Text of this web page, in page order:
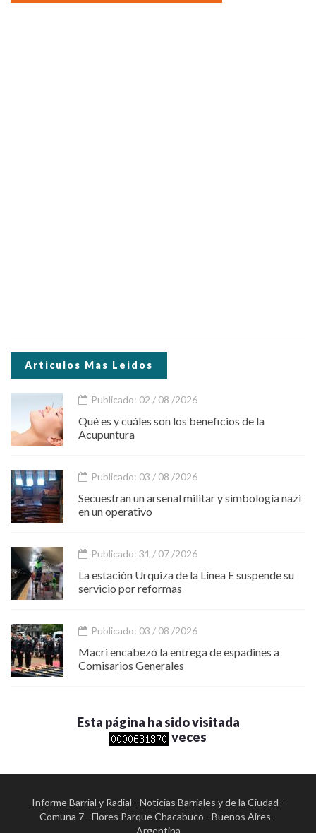
Articulos Mas Leidos
Publicado: 02 / 08 /2026
Qué es y cuáles son los beneficios de la
Acupuntura
Publicado: 03 / 08 /2026
Secuestran un arsenal militar y simbología nazi
en un operativo
Publicado: 31 / 07 /2026
La estación Urquiza de la Línea E suspende su
servicio por reformas
Publicado: 03 / 08 /2026
Macri encabezó la entrega de espadines a
Comisarios Generales
Esta página ha sido visitada
veces
Informe Barrial y Radial - Noticias Barriales y de la Ciudad -
Comuna 7 - Flores Parque Chacabuco - Buenos Aires -
Argentina